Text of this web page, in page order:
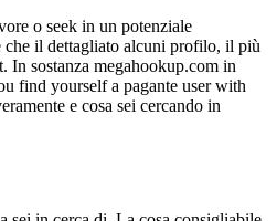
o seek in un potenziale
che il dettagliato alcuni profilo, il più
In sostanza megahookup.com in
find yourself a pagante user with
e cosa sei cercando in